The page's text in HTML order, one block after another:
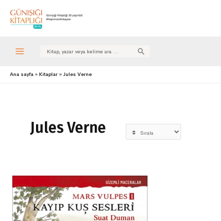
Search
Ana sayfa Kitaplar Jules Verne
Jules Verne